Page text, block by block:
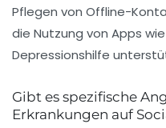
Pflegen von Offline-
die Nutzung von Apps
Depressionshilfe
Gibt es spezifische
Erkrankungen auf